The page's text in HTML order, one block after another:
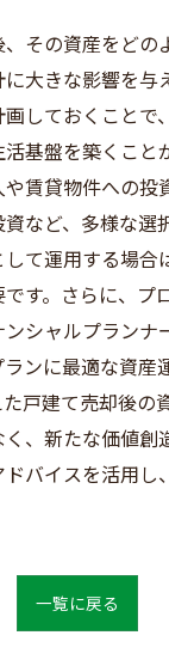
その資産をどの
大きな影響を与
しておくことで
基盤を築くこと
賃貸物件への投
など、多様な選
て運用する場合
す。さらに、プ
シャルプランナ
ンに最適な資産
戸建て売却後の
、新たな価値創
バイスを活用し
一覧に戻る